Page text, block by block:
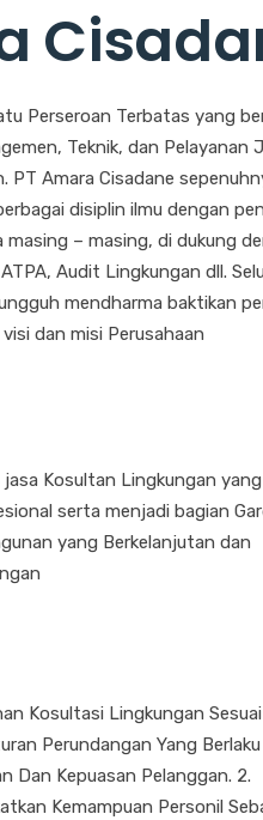
Perseroan Terbatas yang
Teknik, dan Pelayanan
Amara Cisadane
disiplin ilmu dengan
masing – masing, di dukung
Audit Lingkungan dll.
mendharma baktikan
dan misi Perusahaan
jasa Kosultan Lingkungan yang
serta menjadi bagian
yang Berkelanjutan dan
Kosultasi Lingkungan Sesuai
Perundangan Yang
Dan Kepuasan Pelanggan. 2.
Kemampuan Personil